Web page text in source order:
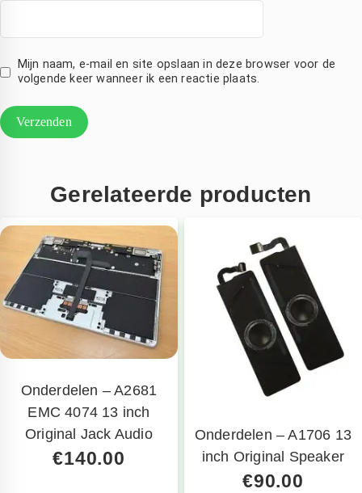
Mijn naam, e-mail en site opslaan in deze browser voor de
volgende keer wanneer ik een reactie plaats.
Gerelateerde producten
Onderdelen – A2681
EMC 4074 13 inch
Original Jack Audio
€140.00
Onderdelen – A1706 13
inch Original Speaker
€90.00